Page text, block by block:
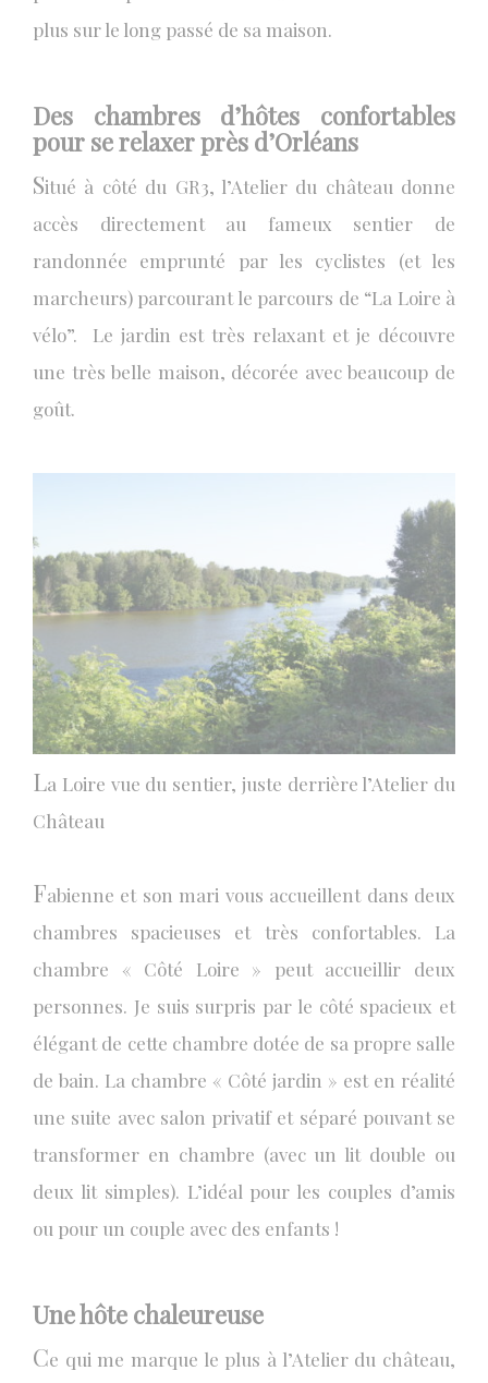
plus sur le long passé de sa maison.
Des chambres d’hôtes confortables
pour se relaxer près d’Orléans
Situé à côté du GR3, l’Atelier du château donne
accès directement au fameux sentier de
randonnée emprunté par les cyclistes (et les
marcheurs) parcourant le parcours de “La Loire à
vélo”. Le jardin est très relaxant et je découvre
une très belle maison, décorée avec beaucoup de
goût.
La Loire vue du sentier, juste derrière l’Atelier du
Château
Fabienne et son mari vous accueillent dans deux
chambres spacieuses et très confortables. La
chambre « Côté Loire » peut accueillir deux
personnes. Je suis surpris par le côté spacieux et
élégant de cette chambre dotée de sa propre salle
de bain. La chambre « Côté jardin » est en réalité
une suite avec salon privatif et séparé pouvant se
transformer en chambre (avec un lit double ou
deux lit simples). L’idéal pour les couples d’amis
ou pour un couple avec des enfants !
Une hôte chaleureuse
Ce qui me marque le plus à l’Atelier du château,